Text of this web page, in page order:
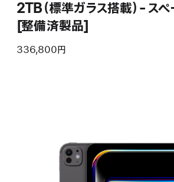
2TB（標準ガラス搭載）- スペ
[整備済製品]
336,800円